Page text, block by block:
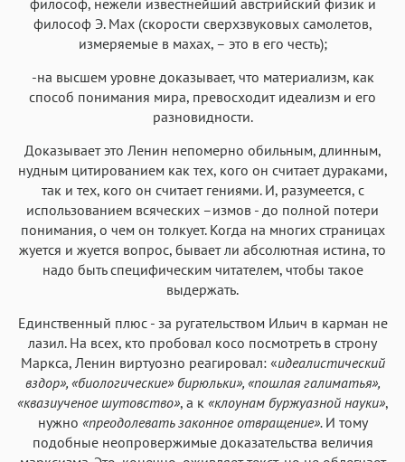
философ Э. Мах (скорости сверхзвуковых самолетов,
измеряемые в махах, – это в его честь);
-на высшем уровне доказывает, что материализм, как
способ понимания мира, превосходит идеализм и его
разновидности.
Доказывает это Ленин непомерно обильным, длинным,
нудным цитированием как тех, кого он считает дураками,
так и тех, кого он считает гениями. И, разумеется, с
использованием всяческих –измов - до полной потери
понимания, о чем он толкует. Когда на многих страницах
жуется и жуется вопрос, бывает ли абсолютная истина, то
надо быть специфическим читателем, чтобы такое
выдержать.
Единственный плюс - за ругательством Ильич в карман не
лазил. На всех, кто пробовал косо посмотреть в строну
Маркса, Ленин виртуозно реагировал: «идеалистический
вздор», «биологические» бирюльки», «пошлая галиматья»,
«квазиученое шутовство», а к «клоунам буржуазной науки»,
нужно «преодолевать законное отвращение». И тому
подобные неопровержимые доказательства величия